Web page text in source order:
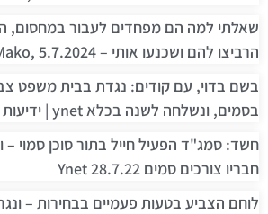
שאלתי למה הם מפחדים לעבור במחסום,
הרביצו להם ושכנעו אותי – Mako, 5.7.2024
בשם בדוי, עם קודים: נגדת בבית משפט
בסמים, ונשלחה לשנה בכלא ynet | ידיעות אחרונות 17.9.23
חשד: סמג"ד הפעיל חייל בתור סוכן סמוי –
חבריו צורכים סמים Ynet 28.7.22
לוחם הצביע בטעות פעמיים בבחירות –